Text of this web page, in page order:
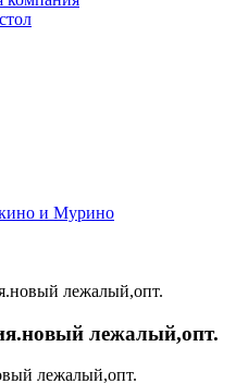
и Мурино
лежалый,опт.
лежалый,опт.